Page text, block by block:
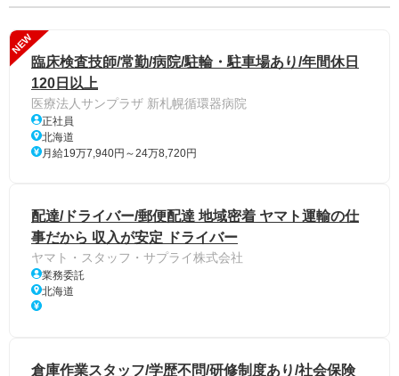
NEW
臨床検査技師/常勤/病院/駐輪・駐車場あり/年間休日
120日以上
医療法人サンプラザ 新札幌循環器病院
正社員
北海道
月給19万7,940円～24万8,720円
配達/ドライバー/郵便配達 地域密着 ヤマト運輸の仕
事だから 収入が安定 ドライバー
ヤマト・スタッフ・サプライ株式会社
業務委託
北海道
倉庫作業スタッフ/学歴不問/研修制度あり/社会保険